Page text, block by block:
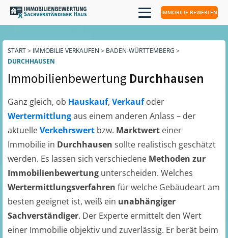
IMMOBILIE BEWERTEN
START> IMMOBILIE VERKAUFEN > BADEN-WÜRTTEMBERG >
DURCHHAUSEN
Immobilienbewertung Durchhausen
Ganz gleich, ob Hauskauf, Verkaufoder
Wertermittlungaus einem anderen Anlass – der
aktuelleVerkehrswert bzw. Marktwert einer
Immobilie in Durchhausen sollte realistisch geschätzt
werden. Es lassen sich verschiedene Methoden zur
Immobilienbewertung unterscheiden. Welches
Wertermittlungsverfahren für welche Gebäudeart am
besten geeignet ist, weiß ein unabhängiger
Sachverständiger. Der Experte ermittelt den Wert
einer Immobilie objektiv und zuverlässig. Er berät beim